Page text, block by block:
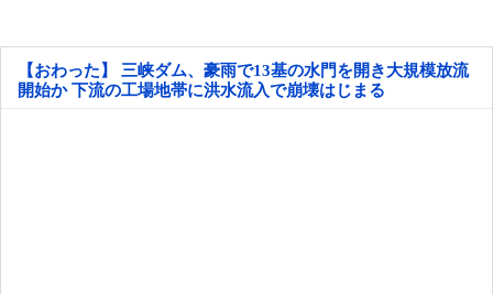
【おわった】 三峡ダム、豪雨で13基の水門を開き大規模放流
開始か 下流の工場地帯に洪水流入で崩壊はじまる